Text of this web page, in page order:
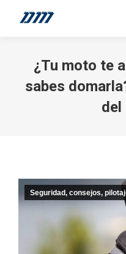
¿Tu moto te
sabes
Seguridad, consejos,